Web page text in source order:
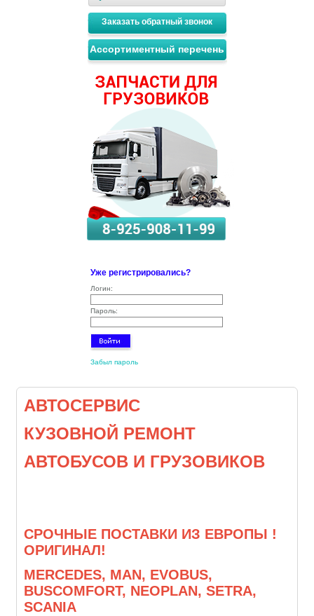
Заказать обратный звонок
Ассортиментный перечень
Уже регистрировались?
Логин:
Пароль:
Забыл пароль
АВТОСЕРВИС
КУЗОВНОЙ РЕМОНТ
АВТОБУСОВ И ГРУЗОВИКОВ
СРОЧНЫЕ ПОСТАВКИ ИЗ ЕВРОПЫ !
ОРИГИНАЛ!
MERCEDES, MAN, EVOBUS,
BUSCOMFORT, NEOPLAN, SETRA,
SCANIA